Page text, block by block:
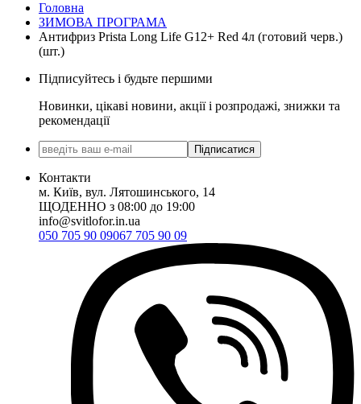
Головна
ЗИМОВА ПРОГРАМА
Антифриз Prista Long Life G12+ Red 4л (готовий черв.)
(шт.)
Підписуйтесь і будьте першими
Новинки, цікаві новини, акції і розпродажі, знижки та
рекомендації
Підписатися
Контакти
м. Київ, вул. Лятошинського, 14
ЩОДЕННО з 08:00 до 19:00
info@svitlofor.in.ua
050 705 90 09067 705 90 09